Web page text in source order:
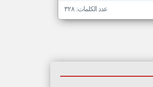
عدد الكلمات: ٣٢٨